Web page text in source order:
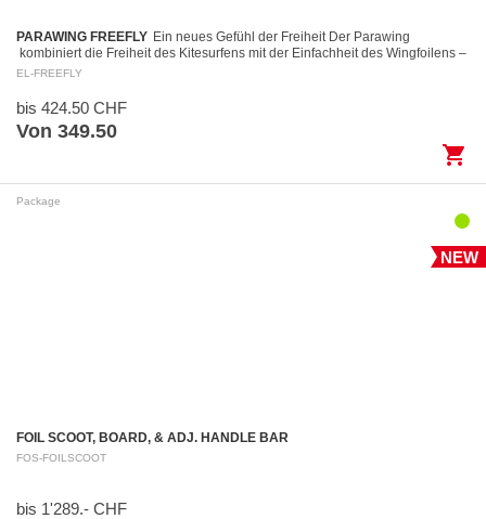
PARAWING FREEFLY Ein neues Gefühl der Freiheit Der Parawing
kombiniert die Freiheit des Kitesurfens mit der Einfachheit des Wingfoilens –
Ohne komplizierte…
EL-FREEFLY
bis 424.50 CHF
Von 349.50
shopping_cart
Package
NEW
FOIL SCOOT, BOARD, & ADJ. HANDLE BAR
FOS-FOILSCOOT
bis 1'289.- CHF